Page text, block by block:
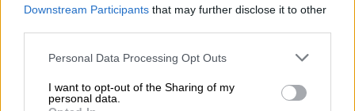
Downstream Participants that may further disclose it to other
Please note that this website/app uses one or more Google
not limited to your visit or usage behaviour. You may click to
grant or deny consent to Google and its third-party tags to
Personal Data Processing Opt Outs
I want to opt-out of the Sharing of my
personal data.
Η έμπνευση της Τζίλενχαλ να μεταφέρει τη
γοτθική ιστορία της Σέλεϊ στο Σικάγο της